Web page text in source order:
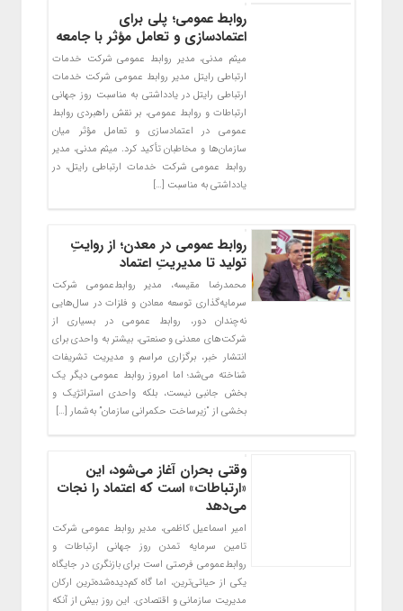
روابط عمومی؛ پلی برای
اعتمادسازی و تعامل مؤثر با جامعه
میثم مدنی، مدیر روابط عمومی شرکت خدمات
ارتباطی رایتل مدیر روابط عمومی شرکت خدمات
ارتباطی رایتل در یادداشتی به مناسبت روز جهانی
ارتباطات و روابط عمومی، بر نقش راهبردی روابط
عمومی در اعتمادسازی و تعامل مؤثر میان
سازمان‌ها و مخاطبان تأکید کرد. میثم مدنی، مدیر
روابط عمومی شرکت خدمات ارتباطی رایتل، در
یادداشتی به مناسبت […]
روابط عمومی در معدن؛ از روایتِ
تولید تا مدیریتِ اعتماد
محمدرضا مقیسه، مدیر روابط‌عمومی شرکت
سرمایه‌گذاری توسعه معادن و فلزات در سال‌هایی
نه‌چندان دور، روابط عمومی در بسیاری از
شرکت‌های معدنی و صنعتی، بیشتر به واحدی برای
انتشار خبر، برگزاری مراسم و مدیریت تشریفات
شناخته می‌شد؛ اما امروز روابط عمومی دیگر یک
بخش جانبی نیست، بلکه واحدی استراتژیک و
بخشی از “زیرساخت حکمرانی سازمان” به‌شمار […]
وقتی بحران آغاز می‌شود، این
«ارتباطات» است که اعتماد را نجات
می‌دهد
امیر اسماعیل کاظمی، مدیر روابط عمومی شرکت
تامین سرمایه تمدن روز جهانی ارتباطات و
روابط‌عمومی فرصتی است برای بازنگری در جایگاه
یکی از حیاتی‌ترین، اما گاه کم‌دیده‌شده‌ترین ارکان
مدیریت سازمانی و اقتصادی. این روز بیش از آنکه